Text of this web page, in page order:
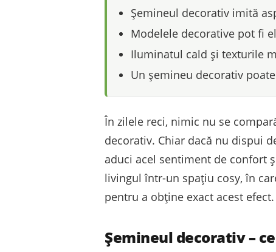
Șemineul decorativ imită
Modelele decorative pot fi
Iluminatul cald și texturile
Un șemineu decorativ
În zilele reci, nimic nu se
decorativ. Chiar dacă nu dispui
aduci acel sentiment de confort
livingul într-un spațiu cosy, în
pentru a obține exact acest efect.
Șemineul decorativ –